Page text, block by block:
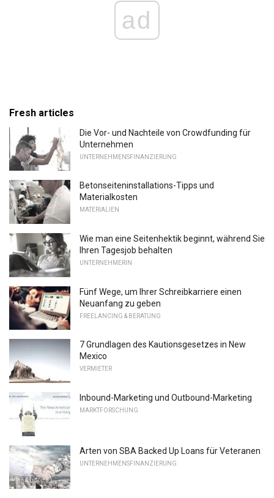
ad
Fresh articles
Die Vor- und Nachteile von Crowdfunding für
Unternehmen
UNTERNEHMENSFINANZIERUNG
Betonseiteninstallations-Tipps und
Materialkosten
MATERIALIEN
Wie man eine Seitenhektik beginnt, während Sie
Ihren Tagesjob behalten
UNTERNEHMERIN
Fünf Wege, um Ihrer Schreibkarriere einen
Neuanfang zu geben
FREELANCING & BERATUNG
7 Grundlagen des Kautionsgesetzes in New
Mexico
VERMIETER
Inbound-Marketing und Outbound-Marketing
MARKTFORSCHUNG
Arten von SBA Backed Up Loans für Veteranen
UNTERNEHMENSFINANZIERUNG